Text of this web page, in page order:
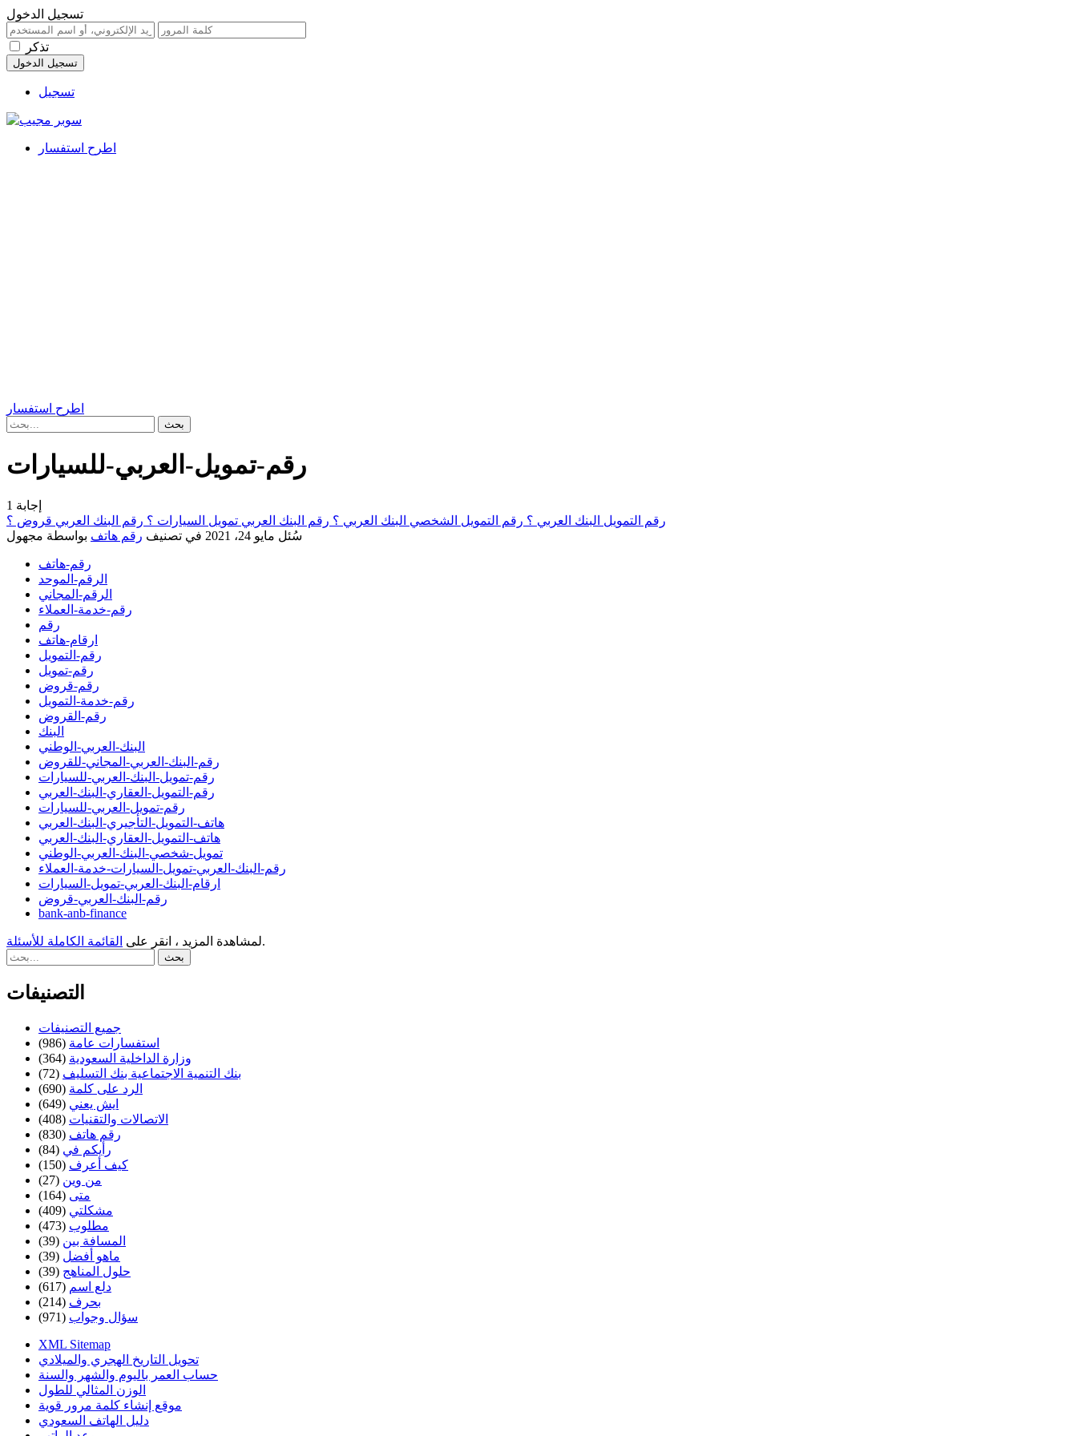
تسجيل الدخول
تذكر
تسجيل
اطرح استفسار
اطرح استفسار
رقم-تمويل-العربي-للسيارات
1 إجابة
رقم التمويل البنك العربي ؟ رقم التمويل الشخصي البنك العربي ؟ رقم البنك العربي تمويل السيارات ؟ رقم البنك العربي قروض ؟
سُئل مايو 24، 2021 في تصنيف رقم هاتف بواسطة مجهول
رقم-هاتف
الرقم-الموحد
الرقم-المجاني
رقم-خدمة-العملاء
رقم
ارقام-هاتف
رقم-التمويل
رقم-تمويل
رقم-قروض
رقم-خدمة-التمويل
رقم-القروض
البنك
البنك-العربي-الوطني
رقم-البنك-العربي-المجاني-للقروض
رقم-تمويل-البنك-العربي-للسيارات
رقم-التمويل-العقاري-البنك-العربي
رقم-تمويل-العربي-للسيارات
هاتف-التمويل-التأجيري-البنك-العربي
هاتف-التمويل-العقاري-البنك-العربي
تمويل-شخصي-البنك-العربي-الوطني
رقم-البنك-العربي-تمويل-السيارات-خدمة-العملاء
ارقام-البنك-العربي-تمويل-السيارات
رقم-البنك-العربي-قروض
bank-anb-finance
لمشاهدة المزيد ، انقر على القائمة الكاملة للأسئلة .
التصنيفات
جميع التصنيفات
استفسارات عامة (986)
وزارة الداخلية السعودية (364)
بنك التنمية الاجتماعية بنك التسليف (72)
الرد على كلمة (690)
ايش يعني (649)
الاتصالات والتقنيات (408)
رقم هاتف (830)
رأيكم في (84)
كيف أعرف (150)
من وين (27)
متى (164)
مشكلتي (409)
مطلوب (473)
المسافة بين (39)
ماهو أفضل (39)
حلول المناهج (39)
دلع اسم (617)
بحرف (214)
سؤال وجواب (971)
XML Sitemap
تحويل التاريخ الهجري والميلادي
حساب العمر باليوم والشهر والسنة
الوزن المثالي للطول
موقع إنشاء كلمة مرور قوية
دليل الهاتف السعودي